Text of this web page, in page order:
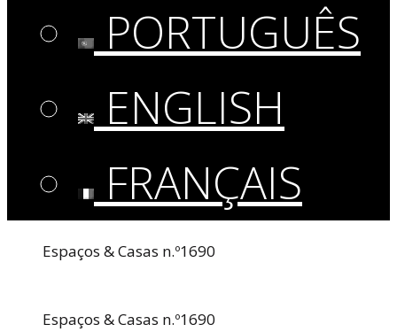
PORTUGUÊS
ENGLISH
FRANÇAIS
Espaços & Casas n.º1690
Espaços & Casas n.º1690